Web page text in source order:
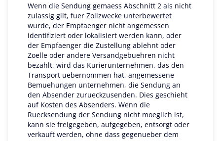
Wenn die Sendung gemaess Abschnitt 2 als nicht
zulassig gilt, fuer Zollzwecke unterbewertet
wurde, der Empfaenger nicht angemessen
identifiziert oder lokalisiert werden kann, oder
der Empfaenger die Zustellung ablehnt oder
Zoelle oder andere Versandgebuehren nicht
bezahlt, wird das Kurierunternehmen, das den
Transport uebernommen hat, angemessene
Bemuehungen unternehmen, die Sendung an
den Absender zurueckzusenden. Dies geschieht
auf Kosten des Absenders. Wenn die
Ruecksendung der Sendung nicht moeglich ist,
kann sie freigegeben, aufgegeben, entsorgt oder
verkauft werden, ohne dass gegenueber dem